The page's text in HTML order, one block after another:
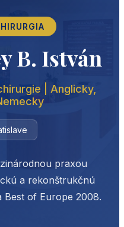
B. István
| Anglicky,
praxou
a rekonštrukčnú
Best of Europe 2008.